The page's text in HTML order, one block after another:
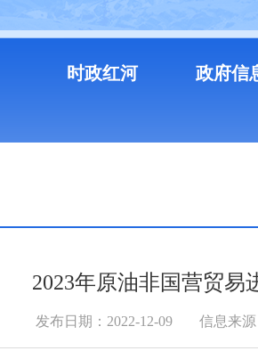
时政红河 政府信
2023年原油非国营贸易
发布日期：2022-12-09 信息来